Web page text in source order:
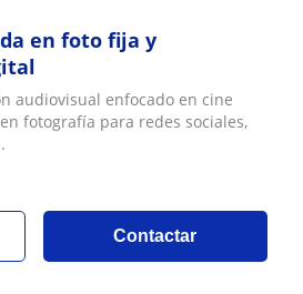
en foto fija y
audiovisual enfocado en cine
fotografía para redes sociales,
Contactar